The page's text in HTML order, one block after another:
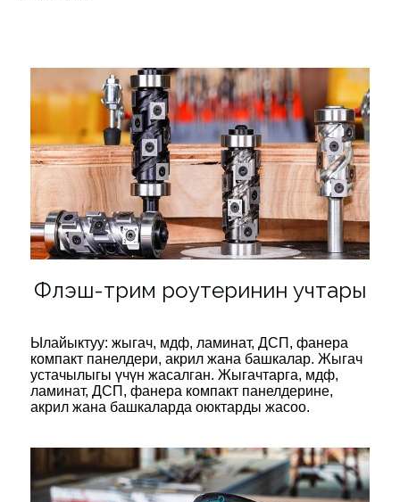
Флэш-трим роутеринин учтары
Ылайыктуу: жыгач, мдф, ламинат, ДСП, фанера
компакт панелдери, акрил жана башкалар. Жыгач
устачылыгы үчүн жасалган. Жыгачтарга, мдф,
ламинат, ДСП, фанера компакт панелдерине,
акрил жана башкаларда оюктарды жасоо.